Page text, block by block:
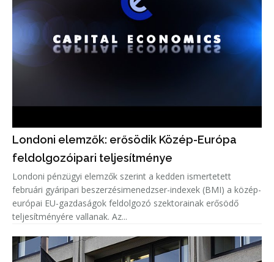
Londoni elemzők: erősödik Közép-Európa
feldolgozóipari teljesítménye
Londoni pénzügyi elemzők szerint a kedden ismertetett
februári gyáripari beszerzésimenedzser-indexek (BMI) a közép-
európai EU-gazdaságok feldolgozó szektorainak erősödő
teljesítményére vallanak. Az...